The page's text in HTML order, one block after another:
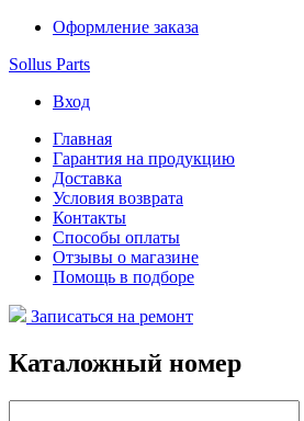
Оформление заказа
Sollus Parts
Вход
Главная
Гарантия на продукцию
Доставка
Условия возврата
Контакты
Способы оплаты
Отзывы о магазине
Помощь в подборе
Записаться на ремонт
Каталожный номер